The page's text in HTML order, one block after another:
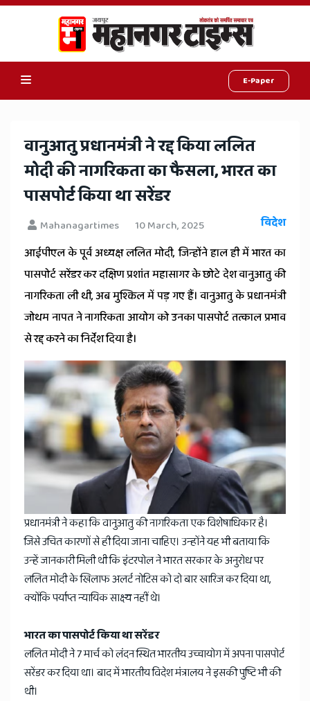
E-Paper
Hindi
News,
Hindi
Samachar,
Jaipur
Rajasthan
News
वानुआतु प्रधानमंत्री ने रद्द किया ललित
मोदी की नागरिकता का फैसला, भारत का
पासपोर्ट किया था सरेंडर
Mahanagartimes 10 March, 2025
विदेश
आईपीएल के पूर्व अध्यक्ष ललित मोदी, जिन्होंने हाल ही में भारत का
पासपोर्ट सरेंडर कर दक्षिण प्रशांत महासागर के छोटे देश वानुआतु की
नागरिकता ली थी, अब मुश्किल में पड़ गए हैं। वानुआतु के प्रधानमंत्री
जोथम नापत ने नागरिकता आयोग को उनका पासपोर्ट तत्काल प्रभाव
से रद्द करने का निर्देश दिया है।
प्रधानमंत्री ने कहा कि वानुआतु की नागरिकता एक विशेषाधिकार है।
जिसे उचित कारणों से ही दिया जाना चाहिए। उन्होंने यह भी बताया कि
उन्हें जानकारी मिली थी कि इंटरपोल ने भारत सरकार के अनुरोध पर
ललित मोदी के खिलाफ अलर्ट नोटिस को दो बार खारिज कर दिया था,
क्योंकि पर्याप्त न्यायिक साक्ष्य नहीं थे।
भारत का पासपोर्ट किया था सरेंडर
ललित मोदी ने 7 मार्च को लंदन स्थित भारतीय उच्चायोग में अपना पासपोर्ट
सरेंडर कर दिया था। बाद में भारतीय विदेश मंत्रालय ने इसकी पुष्टि भी की
थी।